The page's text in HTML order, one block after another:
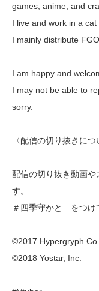
games, anime, and
I live and work in a cat
I mainly distribute
I am happy and
I may not be able to
sorry.
〈配信の切り抜きにつ
配信の切り抜き動画
す。
＃四季守かと をつけ
©2017 Hypergryph
©2018 Yostar, Inc.